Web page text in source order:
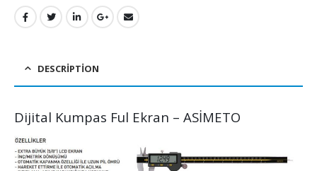
DESCRIPTION
Dijital Kumpas Ful Ekran – ASİMETO